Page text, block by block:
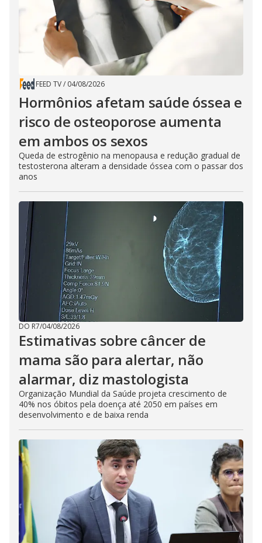
FEED TV/ 04/08/2026
Hormônios afetam saúde óssea e
risco de osteoporose aumenta
em ambos os sexos
Queda de estrogênio na menopausa e redução gradual de
testosterona alteram a densidade óssea com o passar dos
anos
DO R7/04/08/2026
Estimativas sobre câncer de
mama são para alertar, não
alarmar, diz mastologista
Organização Mundial da Saúde projeta crescimento de
40% nos óbitos pela doença até 2050 em países em
desenvolvimento e de baixa renda